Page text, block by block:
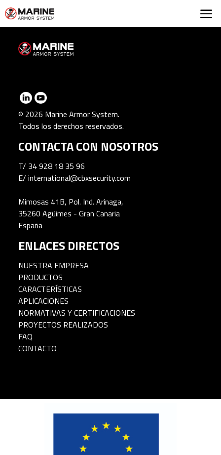
Marine Armor
© 2026 Marine Armor System.
Todos los derechos reservados.
CONTACTA CON NOSOTROS
T/ 34 928 18 35 96
E/international@cbxsecurity.com
Mimosas 41B, Pol. Ind. Arinaga,
35260 Agüimes - Gran Canaria
España
ENLACES DIRECTOS
NUESTRA EMPRESA
PRODUCTOS
CARACTERÍSTICAS
APLICACIONES
NORMATIVAS Y CERTIFICACIONES
PROYECTOS REALIZADOS
FAQ
CONTACTO